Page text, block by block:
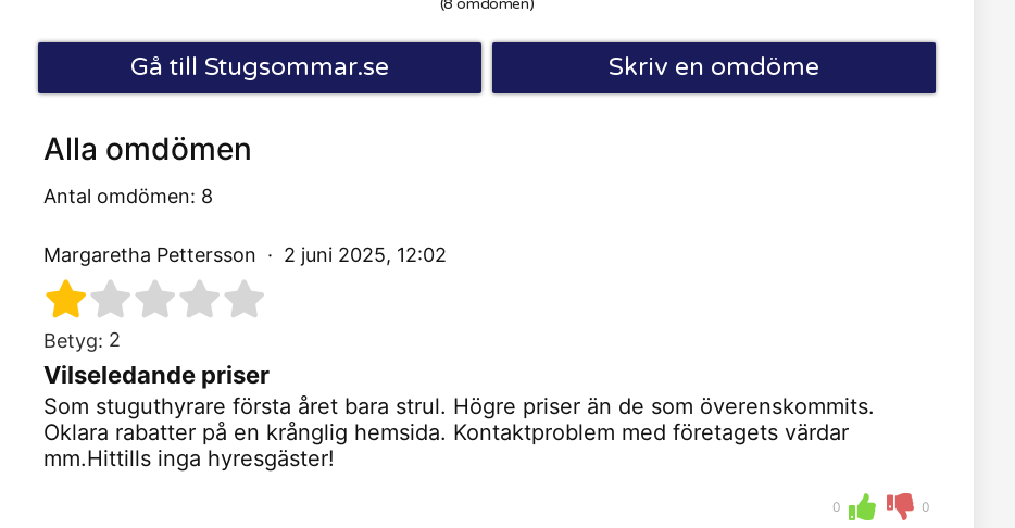
(8 omdömen)
Gå till Stugsommar.se Skriv en omdöme
Alla omdömen
Antal omdömen: 8
Margaretha Pettersson 2 juni 2025, 12:02
Betyg: 2
Vilseledande priser
Som stuguthyrare första året bara strul. Högre priser än de som överenskommits.
Oklara rabatter på en krånglig hemsida. Kontaktproblem med företagets värdar
mm.Hittills inga hyresgäster!
0 0